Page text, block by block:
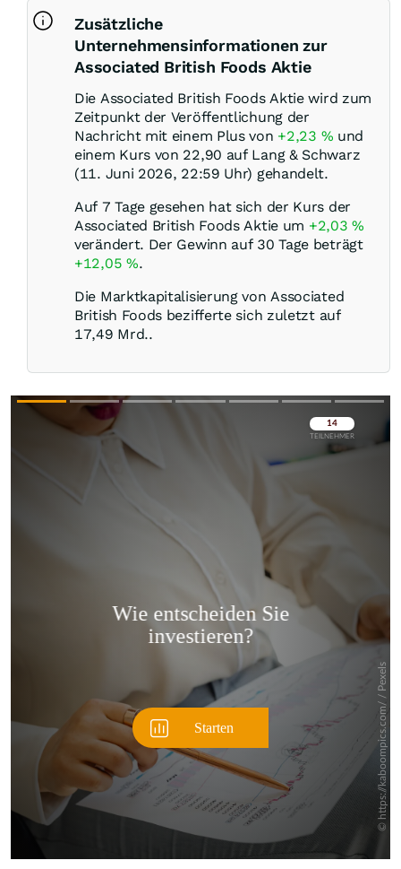
Zusätzliche
Unternehmensinformationen zur
Associated British Foods Aktie
Die Associated British Foods Aktie wird zum
Zeitpunkt der Veröffentlichung der
Nachricht mit einem Plus von +2,23 % und
einem Kurs von 22,90 auf Lang & Schwarz
(11. Juni 2026, 22:59 Uhr) gehandelt.
Auf 7 Tage gesehen hat sich der Kurs der
Associated British Foods Aktie um +2,03%
verändert. Der Gewinn auf 30 Tage beträgt
+12,05 %.
Die Marktkapitalisierung von Associated
British Foods bezifferte sich zuletzt auf
17,49 Mrd..
Überspringen
Überspringen